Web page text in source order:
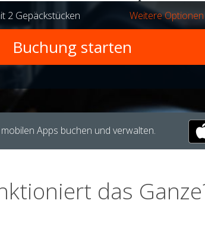
2 Gepäckstücken Weitere Optionen
Apps buchen und verwalten.
das